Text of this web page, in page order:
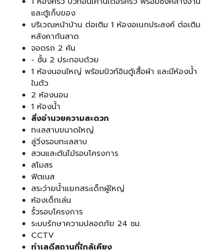
และตู้เก็บของ
บริเวณหน้าบ้าน ต่อเติม 1 ห้องอเนกประสงค์ ต่อเติม
หลังคากันสาด
จอดรถ 2 คัน
- ชั้น 2 ประกอบด้วย
1 ห้องนอนใหญ่ พร้อมบิวท์อินตู้เสื้อผ้า และมีห้องน้ำ
ในตัว
2 ห้องนอน
1 ห้องน้ำ
สิ่งอำนวยความสะดวก
ทะเลสาบขนาดใหญ่
ลู่วิ่งรอบทะเลสาบ
สวนและต้นไม้รอบโครงการ
สโมสร
ฟิตเนส
สระว่ายน้ำแยกสระเด็กผู้ใหญ่
ห้องเด็กเล่น
รั้วรอบโครงการ
ระบบรักษาความปลอดภัย 24 ชม.
CCTV
ทำเลดีสถานที่ใกล้เคียง